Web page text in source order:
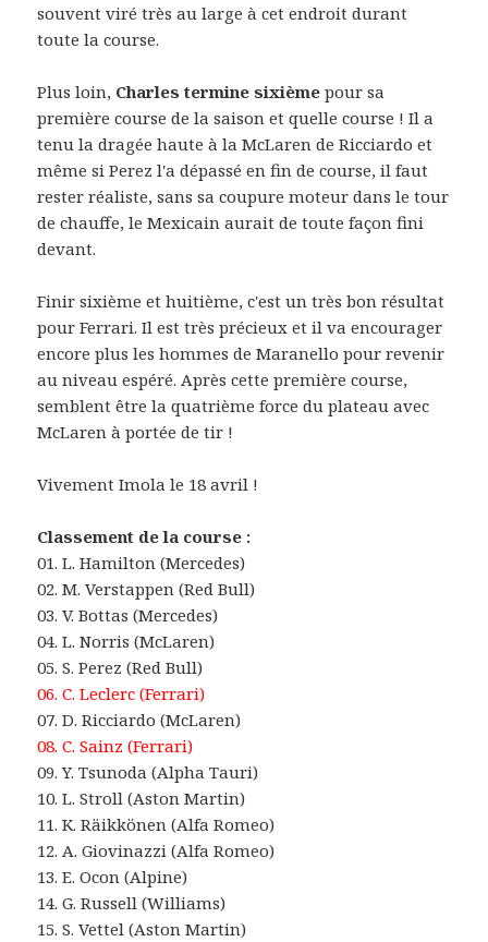
souvent viré très au large à cet endroit durant
toute la course.
Plus loin, Charles termine sixièmepour sa
première course de la saison et quelle course ! Il a
tenu la dragée haute à la McLaren de Ricciardo et
même si Perez l'a dépassé en fin de course, il faut
rester réaliste, sans sa coupure moteur dans le tour
de chauffe, le Mexicain aurait de toute façon fini
devant.
Finir sixième et huitième, c'est un très bon résultat
pour Ferrari. Il est très précieux et il va encourager
encore plus les hommes de Maranello pour revenir
au niveau espéré. Après cette première course,
semblent être la quatrième force du plateau avec
McLaren à portée de tir !
Vivement Imola le 18 avril !
Classement de la course :
01. L. Hamilton (Mercedes)
02. M. Verstappen (Red Bull)
03. V. Bottas (Mercedes)
04. L. Norris (McLaren)
05. S. Perez (Red Bull)
06. C. Leclerc (Ferrari)
07. D. Ricciardo (McLaren)
08. C. Sainz (Ferrari)
09. Y. Tsunoda (Alpha Tauri)
10. L. Stroll (Aston Martin)
11. K. Räikkönen (Alfa Romeo)
12. A. Giovinazzi (Alfa Romeo)
13. E. Ocon (Alpine)
14. G. Russell (Williams)
15. S. Vettel (Aston Martin)